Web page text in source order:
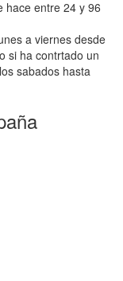
hace entre 24 y 96
a viernes desde
si ha contrtado un
sabados hasta